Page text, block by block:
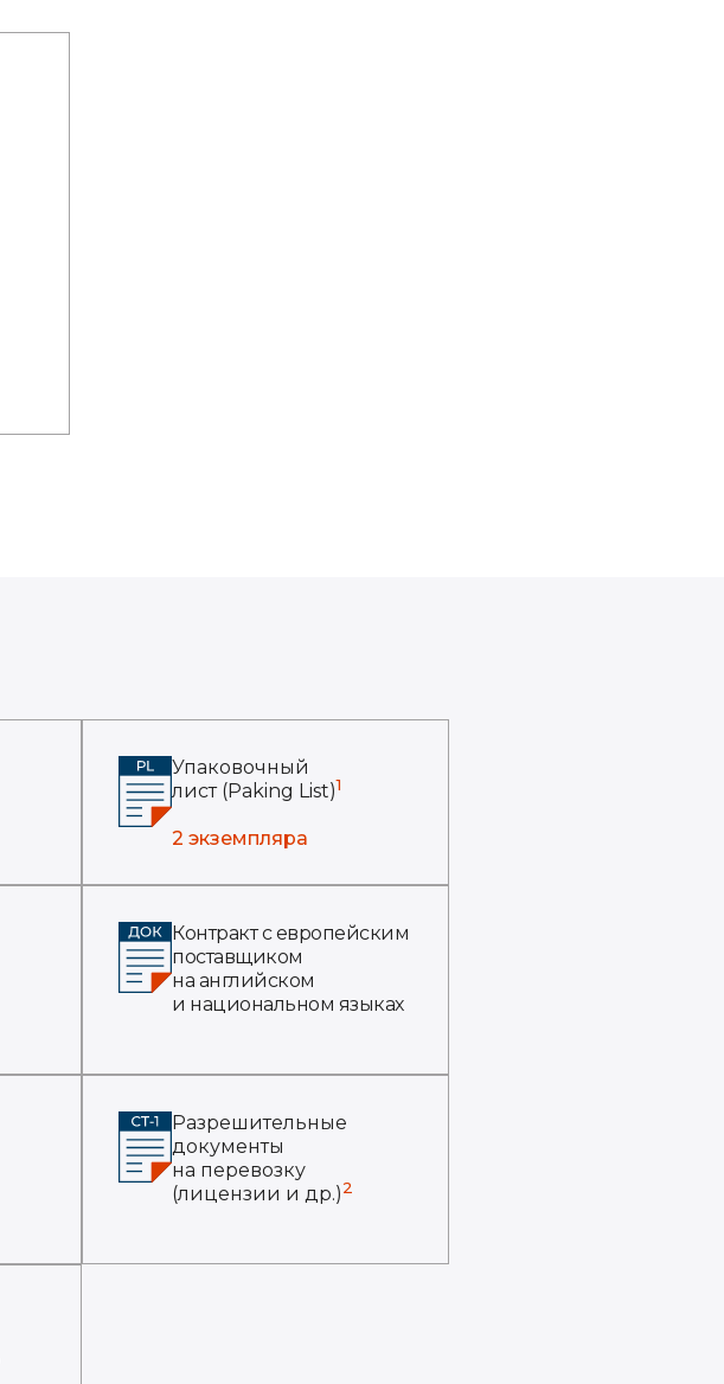
Упаковочный
лист (Paking List)1
2 экземпляра
Контракт с европейским
поставщиком
на английском
и национальном языках
Разрешительные
документы
на перевозку
(лицензии и др.)2